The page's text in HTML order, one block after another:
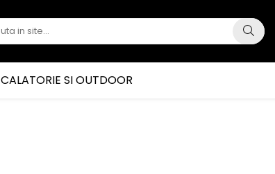
CALATORIE SI OUTDOOR